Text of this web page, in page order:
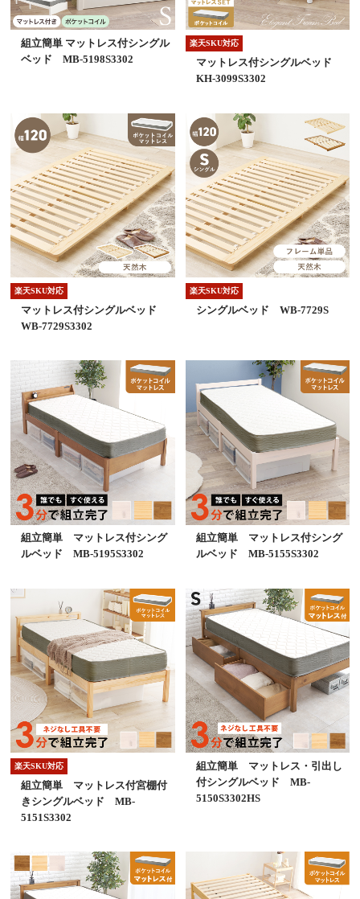
組立簡単 マットレス付シングル
ベッド MB-5198S3302
楽天SKU対応
マットレス付シングルベッド
KH-3099S3302
楽天SKU対応
マットレス付シングルベッド
WB-7729S3302
楽天SKU対応
シングルベッド WB-7729S
組立簡単 マットレス付シング
ルベッド MB-5195S3302
組立簡単 マットレス付シング
ルベッド MB-5155S3302
楽天SKU対応
組立簡単 マットレス付宮棚付
きシングルベッド MB-
5151S3302
組立簡単 マットレス・引出し
付シングルベッド MB-
5150S3302HS